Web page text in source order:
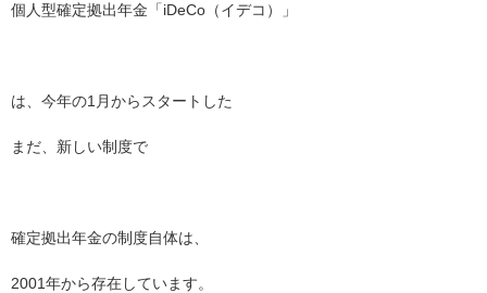
個人型確定拠出年金「iDeCo（イデコ）」
は、今年の1月からスタートした
まだ、新しい制度で
確定拠出年金の制度自体は、
2001年から存在しています。